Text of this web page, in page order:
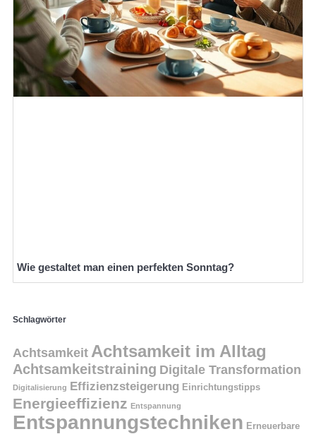
Wie gestaltet man einen perfekten Sonntag?
Schlagwörter
Achtsamkeit Achtsamkeit im Alltag
Achtsamkeitstraining Digitale Transformation
Digitalisierung Effizienzsteigerung Einrichtungstipps
Energieeffizienz Entspannung
Entspannungstechniken Erneuerbare